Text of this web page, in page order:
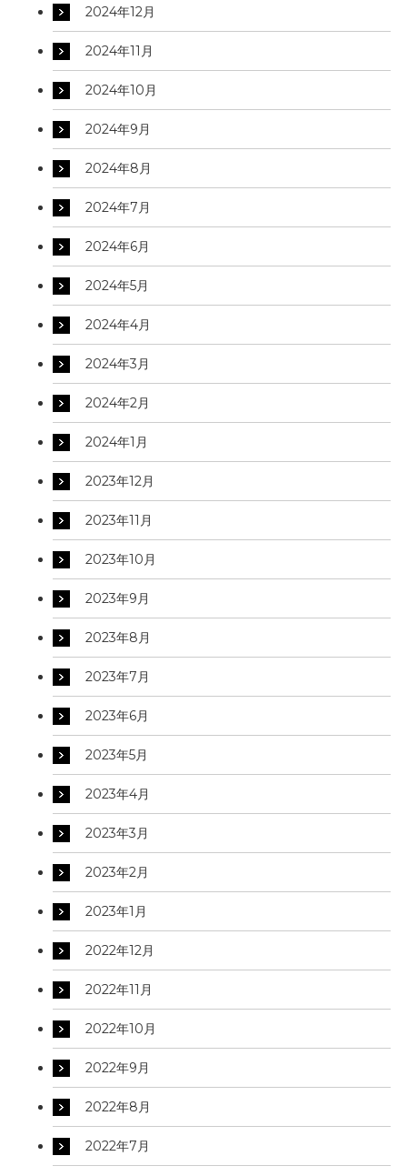
2024年12月
2024年11月
2024年10月
2024年9月
2024年8月
2024年7月
2024年6月
2024年5月
2024年4月
2024年3月
2024年2月
2024年1月
2023年12月
2023年11月
2023年10月
2023年9月
2023年8月
2023年7月
2023年6月
2023年5月
2023年4月
2023年3月
2023年2月
2023年1月
2022年12月
2022年11月
2022年10月
2022年9月
2022年8月
2022年7月